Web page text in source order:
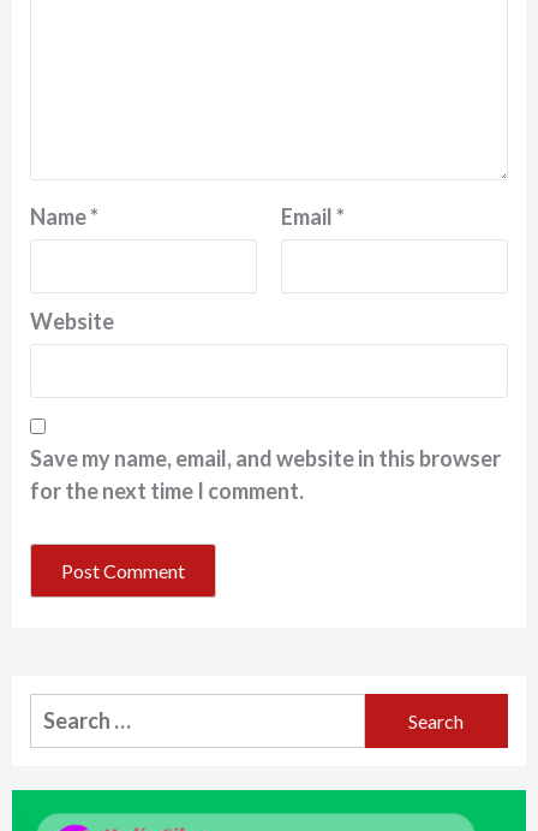
Name* Email*
Website
Save my name, email, and website in this browser
for the next time I comment.